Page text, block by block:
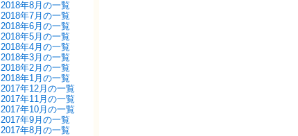
2018年8月の一覧
2018年7月の一覧
2018年6月の一覧
2018年5月の一覧
2018年4月の一覧
2018年3月の一覧
2018年2月の一覧
2018年1月の一覧
2017年12月の一覧
2017年11月の一覧
2017年10月の一覧
2017年9月の一覧
2017年8月の一覧